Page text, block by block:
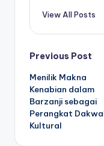
View All Posts
Post
Previous Post
Menilik Makna
Kenabian dalam
Barzanji sebagai
Perangkat
Kultural